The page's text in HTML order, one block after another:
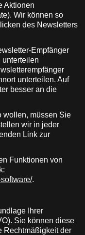
Aktionen
Wir können so
des Newsletters
Empfänger
unterteilen
unterteilen. Auf
besser an die
wollen, müssen Sie
wir in jeder
Link zur
Funktionen von
.
Ihrer
Sie können diese
Rechtmäßigkeit der